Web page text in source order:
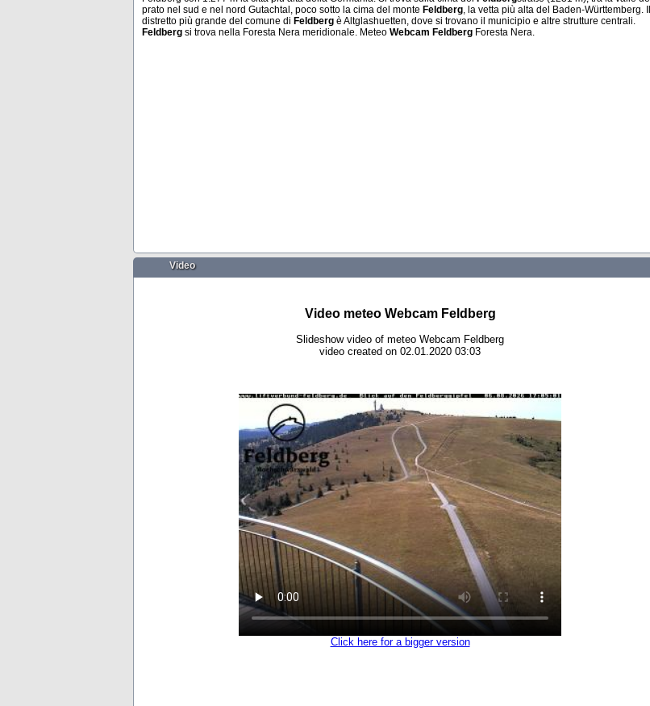
prato nel sud e nel nord Gutachtal, poco sotto la cima del monte Feldberg, la vetta più alta del Baden-Württemberg. Il
distretto più grande del comune di Feldberg è Altglashuetten, dove si trovano il municipio e altre strutture centrali.
Feldberg si trova nella Foresta Nera meridionale. Meteo Webcam Feldberg Foresta Nera.
Video
Video meteo Webcam Feldberg
Slideshow video of meteo Webcam Feldberg
video created on 02.01.2020 03:03
Click here for a bigger version